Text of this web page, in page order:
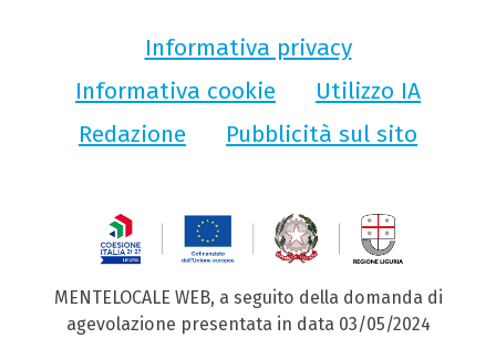
Informativa privacy
Informativa cookie
Utilizzo IA
Redazione
Pubblicità sul sito
MENTELOCALE WEB, a seguito della domanda di
agevolazione presentata in data 03/05/2024